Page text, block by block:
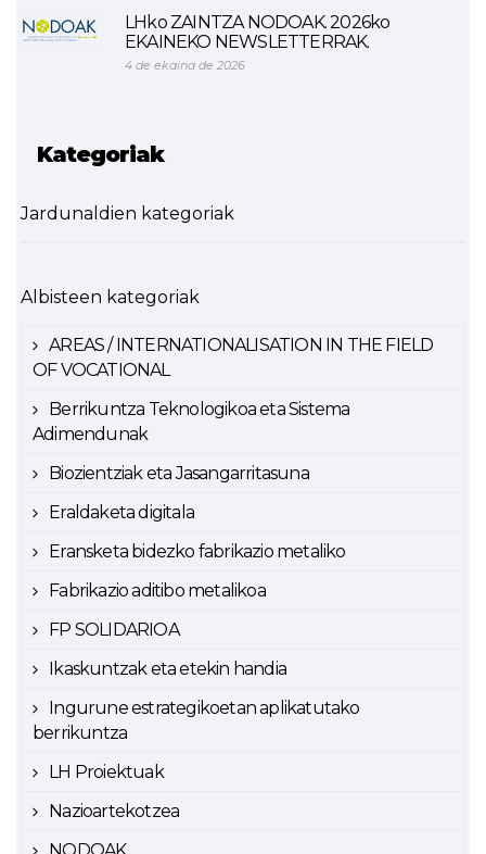
LHko ZAINTZA NODOAK. 2026ko
EKAINEKO NEWSLETTERRAK.
4 de ekaina de 2026
Kategoriak
Jardunaldien kategoriak
Albisteen kategoriak
AREAS / INTERNATIONALISATION IN THE FIELD
OF VOCATIONAL
Berrikuntza Teknologikoa eta Sistema
Adimendunak
Biozientziak eta Jasangarritasuna
Eraldaketa digitala
Eransketa bidezko fabrikazio metaliko
Fabrikazio aditibo metalikoa
FP SOLIDARIOA
Ikaskuntzak eta etekin handia
Ingurune estrategikoetan aplikatutako
berrikuntza
LH Proiektuak
Nazioartekotzea